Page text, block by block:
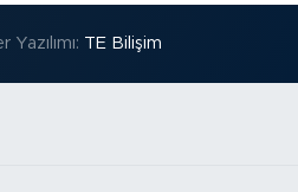
Yazılımı: TE Bilişim